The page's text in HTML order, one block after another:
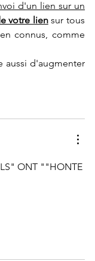
d'un lien sur un
votre lien sur tous
connus, comme
aussi d'augmenter
ONT ""HONTE